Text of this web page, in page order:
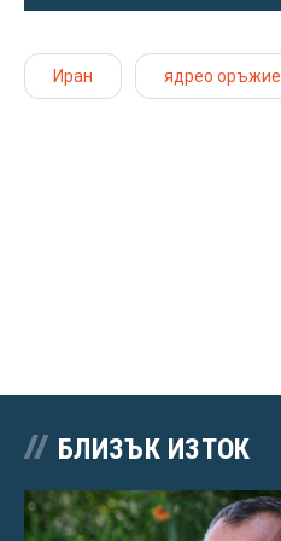
Иран ядрео оръжие
БЛИЗЪК ИЗТОК